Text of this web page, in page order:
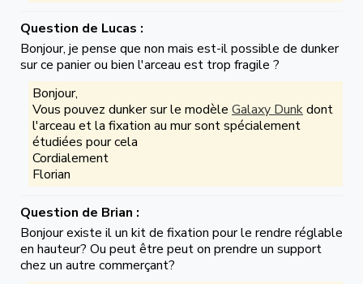
Question de Lucas :
Bonjour, je pense que non mais est-il possible de dunker
sur ce panier ou bien l'arceau est trop fragile ?
Bonjour,
Vous pouvez dunker sur le modèle Galaxy Dunkdont
l'arceau et la fixation au mur sont spécialement
étudiées pour cela
Cordialement
Florian
Question de Brian :
Bonjour existe il un kit de fixation pour le rendre réglable
en hauteur? Ou peut être peut on prendre un support
chez un autre commerçant?